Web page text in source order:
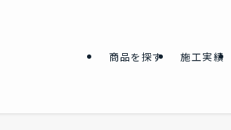
商品を探す 施工実績